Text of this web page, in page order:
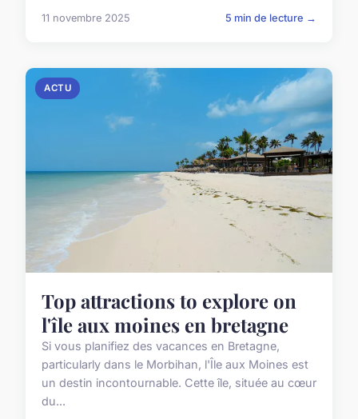
11 novembre 2025 5 min de lecture →
ACTU
Top attractions to explore on
l'île aux moines en bretagne
Si vous planifiez des vacances en Bretagne,
particularly dans le Morbihan, l'Île aux Moines est
un destin incontournable. Cette île, située au cœur
du...